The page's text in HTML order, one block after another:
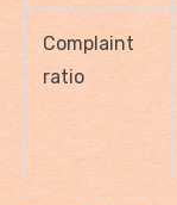
Complaint
ratio